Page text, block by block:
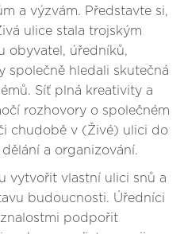
a výzvám. Představte si,
ulice stala trojským
obyvatel, úředníků,
společně hledali skutečná
Síť plná kreativity a
rozhovory o společném
chudobě v (Živé) ulici do
a organizování.
vytvořit vlastní ulici snů a
budoucnosti. Úředníci
podpořit